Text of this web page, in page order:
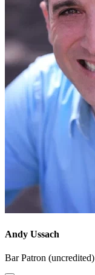
Andy Ussach
Bar Patron (uncredited)